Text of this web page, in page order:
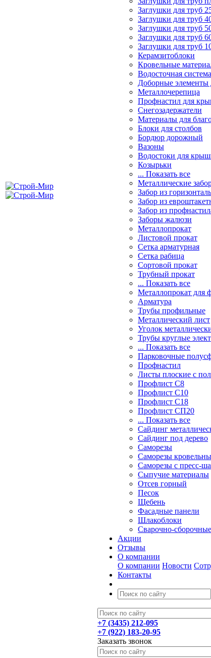
Заглушки для труб
Заглушки для труб
Заглушки для труб
Заглушки для труб
Заглушки для труб
Керамзитоблоки
Кровельные
Водосточная система
Доборные элементы
Металлочерепица
Профнастил для
Снегозадержатели
Материалы для
Блоки для столбов
Бордюр дорожный
Вазоны
Водостоки для
Козырьки
... Показать все
Металлические
Забор из
Забор из
Забор из
Заборы жалюзи
Металлопрокат
Листовой прокат
Сетка арматурная
Сетка рабица
Сортовой прокат
Трубный прокат
... Показать все
Металлопрокат для
Арматура
Трубы профильные
Металлический лист
Уголок
Трубы круглые
... Показать все
Парковочные
Профнастил
Листы плоские с
Профлист С8
Профлист С10
Профлист С18
Профлист СП20
... Показать все
Сайдинг
Cайдинг под дерево
Саморезы
Саморезы
Саморезы с пресс-
Сыпучие материалы
Отсев горный
Песок
Щебень
Фасадные панели
Шлакоблоки
Сварочно-
Акции
Отзывы
О компании
О компании Новости
Контакты
+7 (3435) 212-095
+7 (922) 183-20-95
Заказать звонок